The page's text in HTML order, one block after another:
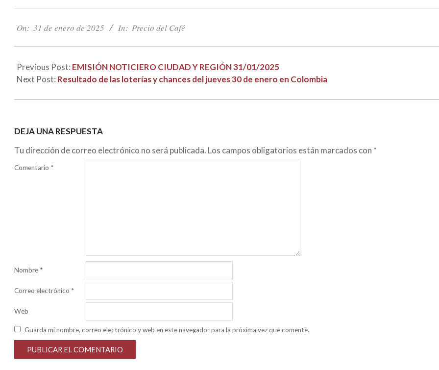
01-
On: 31 de enero de 2025 In: Precio del Café
Previous Post: EMISIÓN NOTICIERO CIUDAD Y REGIÓN 31/01/2025
Next Post: Resultado de las loterías y chances del jueves 30 de enero en Colombia
DEJA UNA RESPUESTA
Tu dirección de correo electrónico no será publicada. Los campos obligatorios están marcados con *
Comentario *
Nombre *
Correo electrónico *
Web
Guarda mi nombre, correo electrónico y web en este navegador para la próxima vez que comente.